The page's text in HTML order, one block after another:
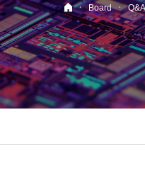
· Board · Q&A